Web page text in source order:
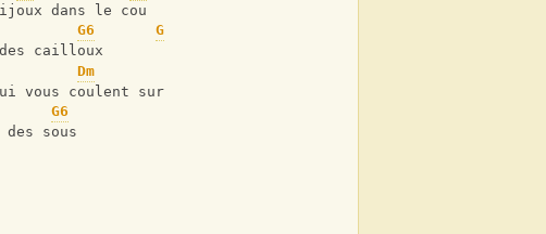
dans le cou
G6
G
des cailloux
Dm
vous coulent sur les joues
G6
des sous